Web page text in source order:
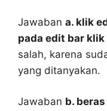
Jawaban a. klik
pada edit bar
salah, karena
yang ditanyakan.
Jawaban b.